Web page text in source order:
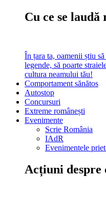
Cu ce se laudă
În țara ta, oamenii știu
legende, să poarte
cultura neamului tău!
Comportament sănătos
Autostop
Concursuri
Extreme românești
Evenimente
Scrie România
IAdR
Evenimentele
Acțiuni despre